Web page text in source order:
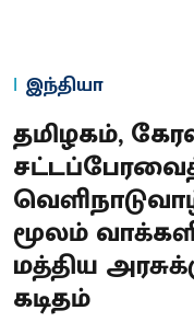
இந்தியா
தமிழகம்,
மூலம்
மத்திய
கடிதம்